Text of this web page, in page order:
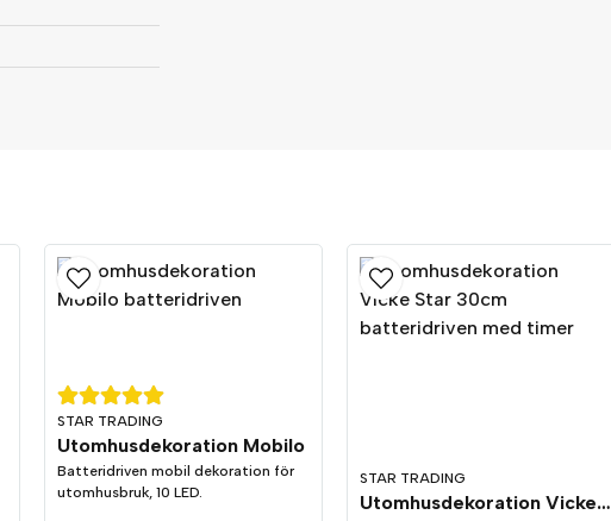
Elisabeth Starkenberg frågade för 1 år sedan
Längd på sladden
STAR TRADING
Utomhusdekoration Mobilo
Batteridriven mobil dekoration för
utomhusbruk, 10 LED.
STAR TRADING
Utomhusdekoration Vicke Star 30cm